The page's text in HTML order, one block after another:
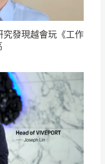
究發現越會玩《工作